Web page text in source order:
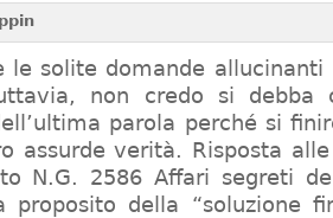
le solite domande
non credo si debba
parola perché si
assurde verità. Risposta
N.G. 2586 Affari segreti
proposito della “soluzione